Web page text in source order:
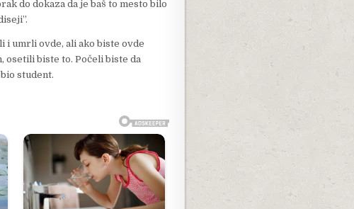
do dokaza da je baš to mesto bilo
i umrli ovde, ali ako biste ovde
osetili biste to. Počeli biste da
student.